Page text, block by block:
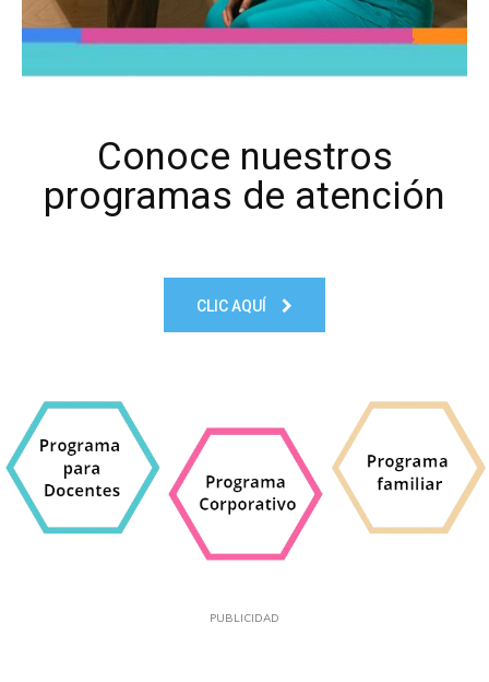
Conoce nuestros
programas de atención
CLIC AQUÍ
PUBLICIDAD